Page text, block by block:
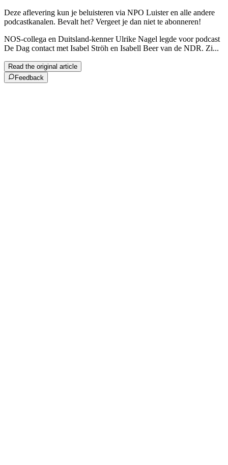
Deze aflevering kun je beluisteren via NPO Luister en alle andere
podcastkanalen. Bevalt het? Vergeet je dan niet te abonneren!
NOS-collega en Duitsland-kenner Ulrike Nagel legde voor podcast
De Dag contact met Isabel Ströh en Isabell Beer van de NDR. Zi...
Read the original article
Feedback